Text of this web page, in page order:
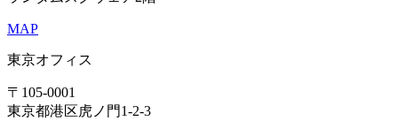
MAP
東京オフィス
〒105-0001
東京都港区虎ノ門1-2-3